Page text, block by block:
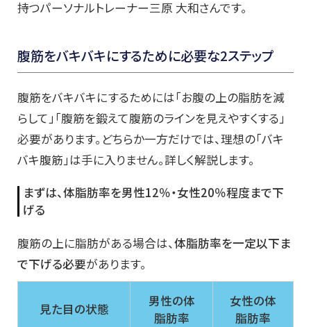
持つパーソナルトレーナー三原 大和さんです。
腹筋をバキバキにするために必要な2ステップ
腹筋をバキバキにするためには「お腹の上の脂肪を減
らして」「腹筋を鍛えて腹筋のラインを見えやすくする」
必要があります。どちらか一方だけでは、理想の「バキ
バキ腹筋」は手に入りません。詳しく解説します。
まずは、体脂肪率を男性12％・女性20％程度まで下
げる
腹筋の上に脂肪がある場合は、体脂肪率を一定以下ま
で下げる必要があります。
見た目の状態
男性の体
脂肪率
女性の体
脂肪率